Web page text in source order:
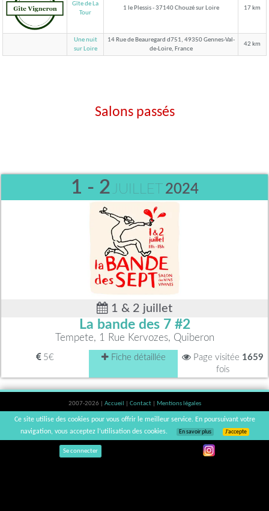
Gîte de La
Tour
1 le Plessis - 37140 Chouzé sur Loire 17 km
Une nuit
sur Loire
14 Rue de Beauregard d751, 49350 Gennes-Val-
de-Loire, France
42 km
Salons passés
1 - 2 JUILLET 2024
1 & 2 juillet
La bande des 7 #2
Tempete, 1 Rue Kervozes, Quiberon
5€ Fiche détaillée Page visitée 1659
fois
2007-2026 | Accueil Contact
Mentions légales
L'abus d'alcool est dangereux pour la santé, à consommer avec modération. |
vinsnaturels | v3.12
Se connecter
Ce site utilise des cookies pour vous offrir le meilleur service. En poursuivant votre
navigation, vous acceptez l’utilisation des cookies.
En savoir plus J’accepte